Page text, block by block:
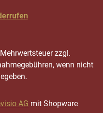
zzgl.
wenn nicht
AG mit Shopware